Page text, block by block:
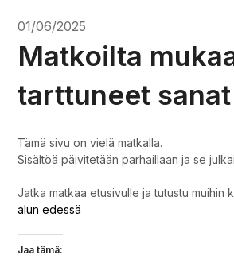
01/06/2025
Matkoilta
tarttuneet sanat
Tämä sivu on vielä matkalla.
Sisältöä päivitetään parhaillaan ja se
Jatka matkaa etusivulle ja tutustu muihin
alun edessä
Jaa tämä: